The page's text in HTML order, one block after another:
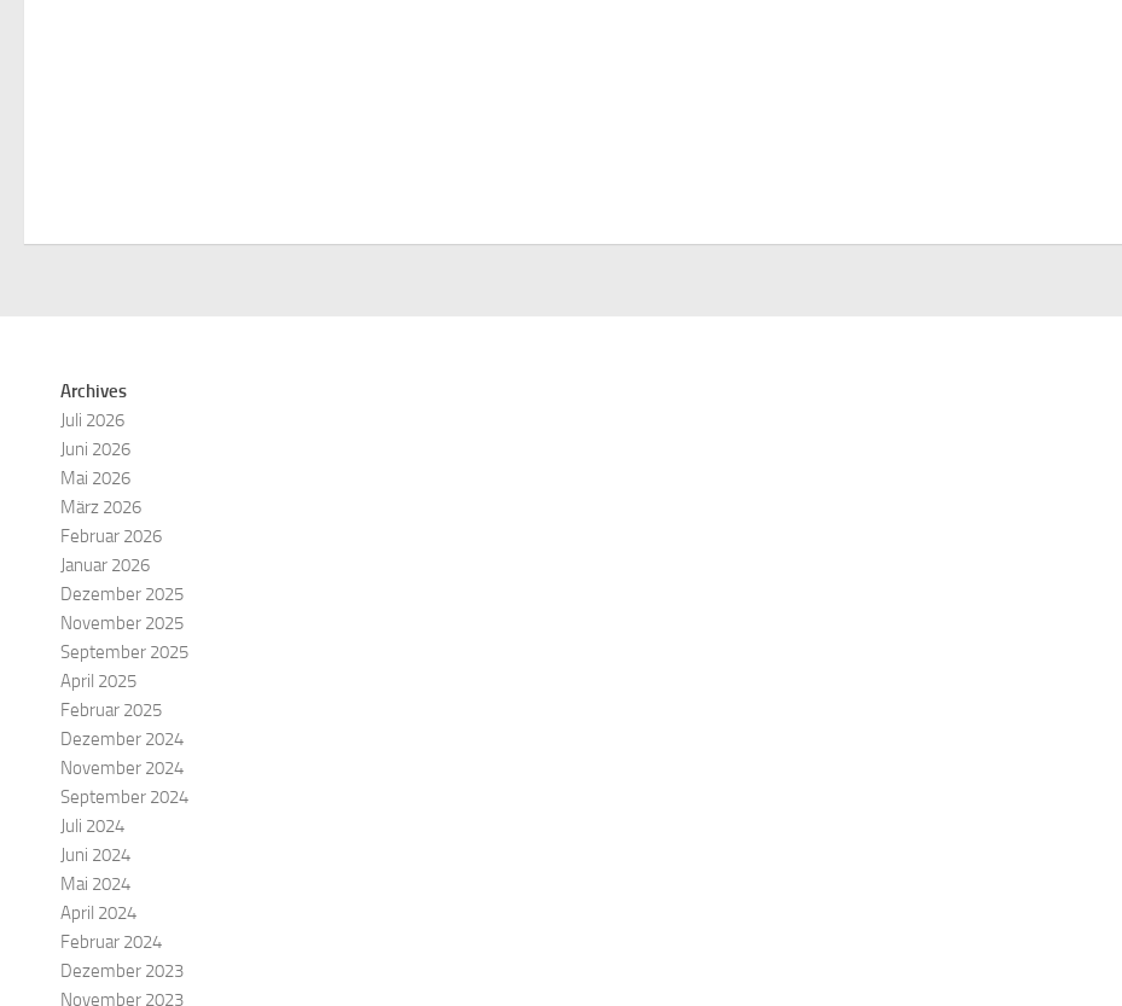
Archives
Juli 2026
Juni 2026
Mai 2026
März 2026
Februar 2026
Januar 2026
Dezember 2025
November 2025
September 2025
April 2025
Februar 2025
Dezember 2024
November 2024
September 2024
Juli 2024
Juni 2024
Mai 2024
April 2024
Februar 2024
Dezember 2023
November 2023